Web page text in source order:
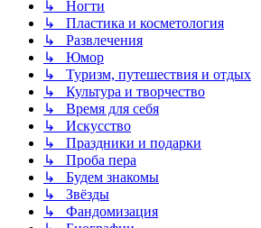
↳ Ногти
↳ Пластика и косметология
↳ Развлечения
↳ Юмор
↳ Туризм, путешествия и отдых
↳ Культура и творчество
↳ Время для себя
↳ Искусство
↳ Праздники и подарки
↳ Проба пера
↳ Будем знакомы
↳ Звёзды
↳ Фандомизация